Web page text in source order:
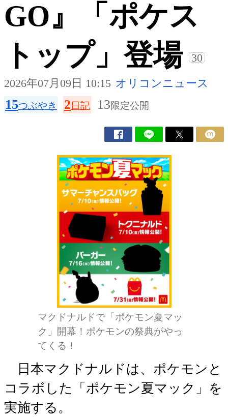
GO』「ポケス
トップ」登場
30
2026年07月09日 10:15 オリコンニュース
15つぶやき 2日記 13限定公開
マクドナルドで「ポケモン夏マッ
ク」開幕！ポケモンの祭典がやっ
てくる！
日本マクドナルドは、ポケモンと
コラボした「ポケモン夏マック」を
実施する。